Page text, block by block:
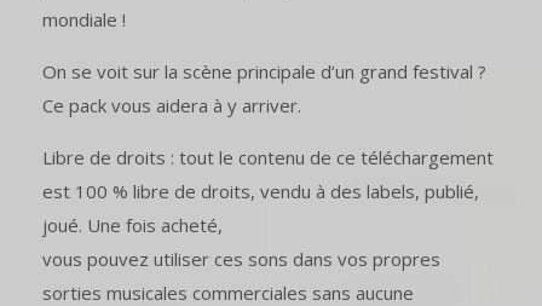
mondiale !
On se voit sur la scène principale d’un grand festival ?
Ce pack vous aidera à y arriver.
Libre de droits : tout le contenu de ce téléchargement
est 100 % libre de droits, vendu à des labels, publié,
joué. Une fois acheté,
vous pouvez utiliser ces sons dans vos propres
sorties musicales commerciales sans aucune